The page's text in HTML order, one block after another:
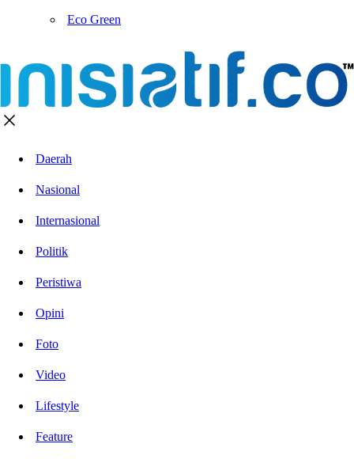
Eco Green
Daerah
Nasional
Internasional
Politik
Peristiwa
Opini
Foto
Video
Lifestyle
Feature